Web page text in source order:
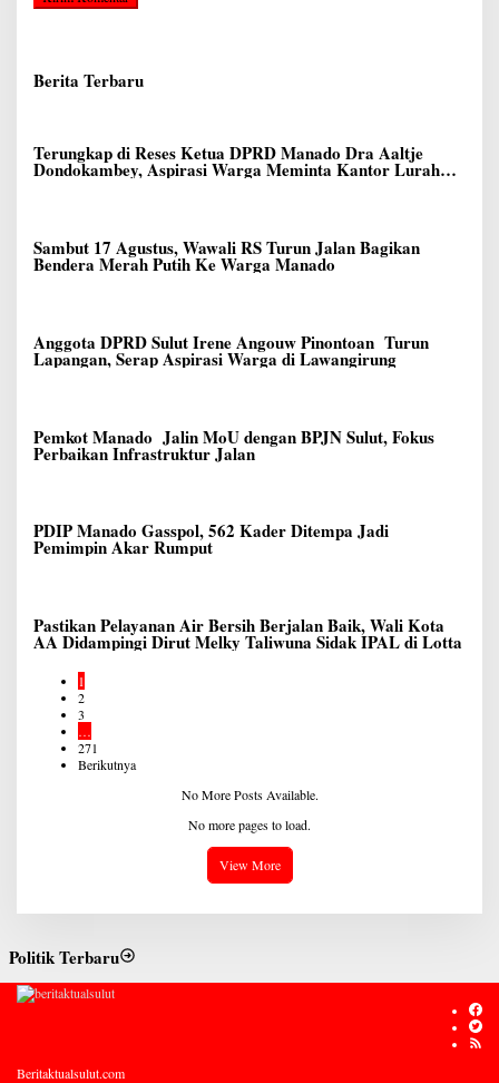
Berita Terbaru
Terungkap di Reses Ketua DPRD Manado Dra Aaltje
Dondokambey, Aspirasi Warga Meminta Kantor Lurah
Banjer Dipindahkan ke Kantor DLH Manado
Sambut 17 Agustus, Wawali RS Turun Jalan Bagikan
Bendera Merah Putih Ke Warga Manado
Anggota DPRD Sulut Irene Angouw Pinontoan Turun
Lapangan, Serap Aspirasi Warga di Lawangirung
Pemkot Manado Jalin MoU dengan BPJN Sulut, Fokus
Perbaikan Infrastruktur Jalan
PDIP Manado Gasspol, 562 Kader Ditempa Jadi
Pemimpin Akar Rumput
Pastikan Pelayanan Air Bersih Berjalan Baik, Wali Kota
AA Didampingi Dirut Melky Taliwuna Sidak IPAL di Lotta
1
2
3
…
271
Berikutnya
No More Posts Available.
No more pages to load.
View More
Politik Terbaru
Beritaktualsulut.com